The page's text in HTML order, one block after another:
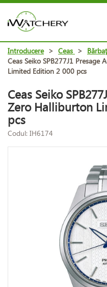
Introducere > Ceas >
Ceas Seiko SPB277J1
Limited Edition 2 000 pcs
Ceas Seiko
Zero Halliburton
pcs
Codul: IH6174